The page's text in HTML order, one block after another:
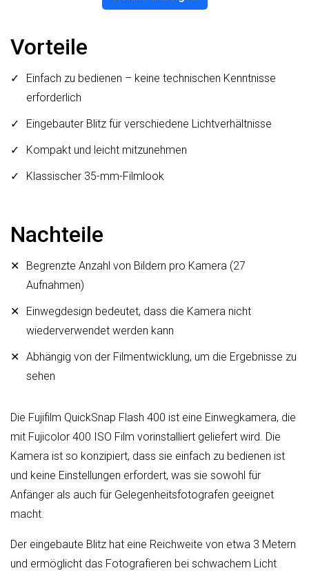
Die Fujifilm QuickSnap Flash 400 ist eine Einwegkamera, die
mit Fujicolor 400 ISO Film vorinstalliert geliefert wird. Die
Kamera ist so konzipiert, dass sie einfach zu bedienen ist
und keine Einstellungen erfordert, was sie sowohl für
Anfänger als auch für Gelegenheitsfotografen geeignet
macht.
Der eingebaute Blitz hat eine Reichweite von etwa 3 Metern
und ermöglicht das Fotografieren bei schwachem Licht
Vorteile
Einfach zu bedienen – keine technischen Kenntnisse
erforderlich
Eingebauter Blitz für verschiedene Lichtverhältnisse
Kompakt und leicht mitzunehmen
Klassischer 35-mm-Filmlook
Nachteile
Begrenzte Anzahl von Bildern pro Kamera (27
Aufnahmen)
Einwegdesign bedeutet, dass die Kamera nicht
wiederverwendet werden kann
Abhängig von der Filmentwicklung, um die Ergebnisse zu
sehen